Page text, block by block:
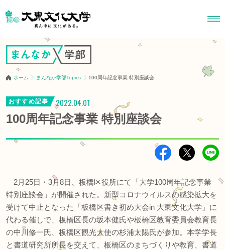
ホーム まんなか学部Topics 100周年記念事業 特別座談会
おすすめ記事 2022.04.01
100周年記念事業 特別座談会
2月25日・3月8日、板橋区役所にて「大学100周年記念事業
特別座談会」が開催された。新型コロナウイルスの感染拡大を
受けて中止となった「板橋区書き初め大会in 大東文化大学」に
代わる催しで、板橋区長の坂本健氏や板橋区教育委員会教育長
の中川修一氏、板橋区観光大使の杉浦太陽氏が参加。本学学長
と書道研究所所長を交えて、板橋区のまちづくりや教育、書道